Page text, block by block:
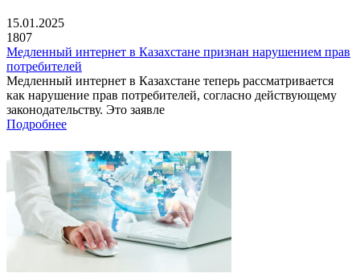
15.01.2025
1807
Медленный интернет в Казахстане признан нарушением прав
потребителей
Медленный интернет в Казахстане теперь рассматривается
как нарушение прав потребителей, согласно действующему
законодательству. Это заявле
Подробнее